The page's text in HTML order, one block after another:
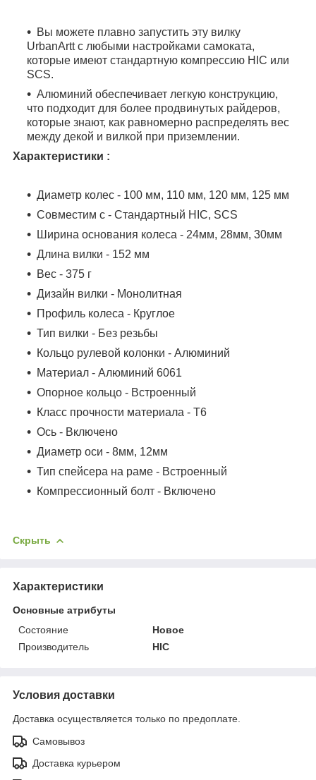
Вы можете плавно запустить эту вилку
UrbanArtt с любыми настройками самоката,
которые имеют стандартную компрессию HIC или
SCS.
Алюминий обеспечивает легкую конструкцию,
что подходит для более продвинутых райдеров,
которые знают, как равномерно распределять вес
между декой и вилкой при приземлении.
Характеристики :
Диаметр колес - 100 мм, 110 мм, 120 мм, 125 мм
Совместим с - Стандартный HIC, SCS
Ширина основания колеса - 24мм, 28мм, 30мм
Длина вилки - 152 мм
Вес - 375 г
Дизайн вилки - Монолитная
Профиль колеса - Круглое
Тип вилки - Без резьбы
Кольцо рулевой колонки - Алюминий
Материал - Алюминий 6061
Опорное кольцо - Встроенный
Класс прочности материала - T6
Ось - Включено
Диаметр оси - 8мм, 12мм
Тип спейсера на раме - Встроенный
Компрессионный болт - Включено
Скрыть
Характеристики
Основные атрибуты
Состояние
Новое
Производитель
HIC
Условия доставки
Доставка осуществляется только по предоплате.
Самовывоз
Доставка курьером